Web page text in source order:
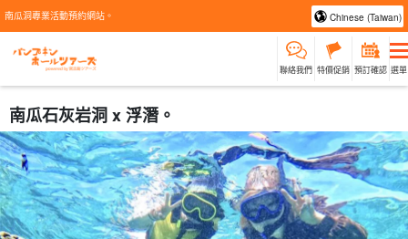
南瓜洞專業活動預約網站。 Chinese (Taiwan)
聯絡我們 特價促銷 預訂確認 選單
南瓜石灰岩洞 x 浮潛。